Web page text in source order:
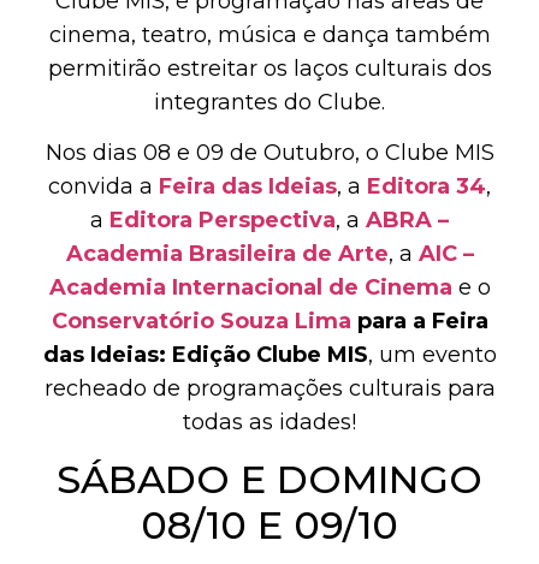
cinema, teatro, música e dança também
permitirão estreitar os laços culturais dos
integrantes do Clube.
Nos dias 08 e 09 de Outubro, o Clube MIS
convida a Feira das Ideias, a Editora 34,
a Editora Perspectiva, a ABRA –
Academia Brasileira de Arte, a AIC –
Academia Internacional de Cinema e o
Conservatório Souza Lima para a Feira
das Ideias: Edição Clube MIS, um evento
recheado de programações culturais para
todas as idades!
SÁBADO E DOMINGO
08/10 E 09/10